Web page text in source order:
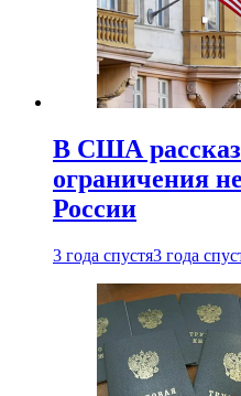
В США
ограничения
России
3 года спустя3 года